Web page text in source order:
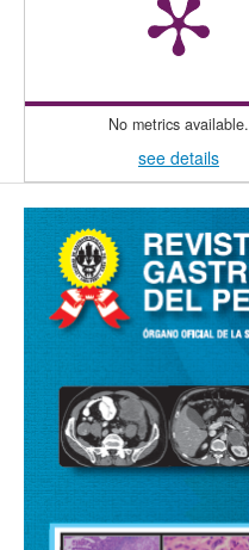
No metrics available.
see details